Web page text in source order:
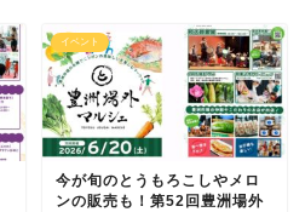
イベント
今が旬のとうもろこしやメロ
ンの販売も！第52回豊洲場外